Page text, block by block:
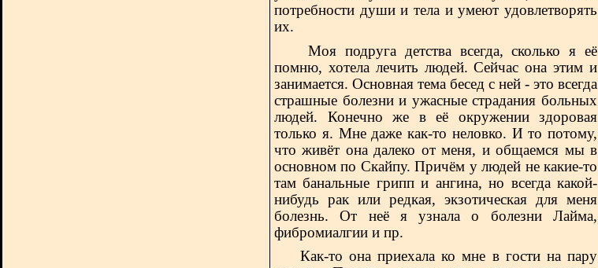
потребности души и тела и умеют удовлетворять
их.
Моя подруга детства всегда, сколько я её
помню, хотела лечить людей. Сейчас она этим и
занимается. Основная тема бесед с ней - это всегда
страшные болезни и ужасные страдания больных
людей. Конечно же в её окружении здоровая
только я. Мне даже как-то неловко. И то потому,
что живёт она далеко от меня, и общаемся мы в
основном по Скайпу. Причём у людей не какие-то
там банальные грипп и ангина, но всегда какой-
нибудь рак или редкая, экзотическая для меня
болезнь. От неё я узнала о болезни Лайма,
фибромиалгии и пр.
Как-то она приехала ко мне в гости на пару